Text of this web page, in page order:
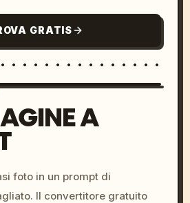
GRATIS
colors, 8k --v 6.0
A
foto in un prompt di
Il convertitore gratuito